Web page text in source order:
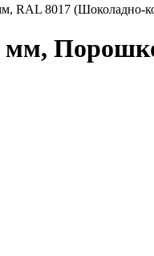
RAL 8017 (Шоколадно-